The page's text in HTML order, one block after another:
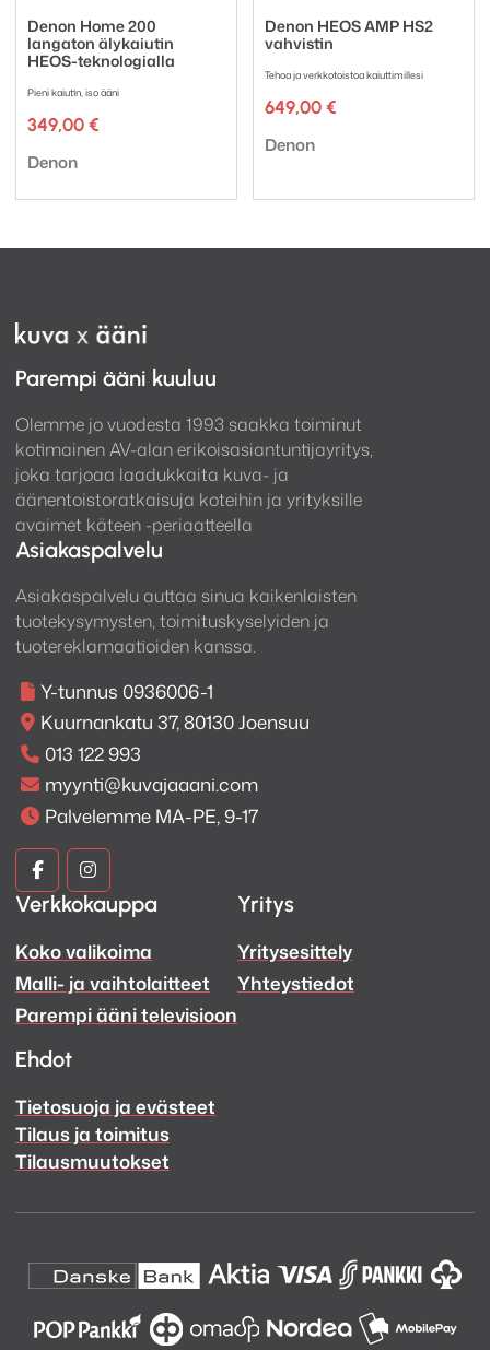
Denon Home 200
langaton älykaiutin
HEOS-teknologialla
Pieni kaiutin, iso ääni
349,00 €
Tuotemerkki:
Denon
Denon HEOS AMP HS2
vahvistin
Tehoa ja verkkotoistoa kaiuttimillesi
649,00 €
Tuotemerkki:
Denon
Parempi ääni kuuluu
Olemme jo vuodesta 1993 saakka toiminut
kotimainen AV-alan erikoisasiantuntijayritys,
joka tarjoaa laadukkaita kuva- ja
äänentoistoratkaisuja koteihin ja yrityksille
avaimet käteen -periaatteella
Asiakaspalvelu
Asiakaspalvelu auttaa sinua kaikenlaisten
tuotekysymysten, toimituskyselyiden ja
tuotereklamaatioiden kanssa.
Y-tunnus 0936006-1
Kuurnankatu 37, 80130 Joensuu
013 122 993
myynti@kuvajaaani.com
Palvelemme MA-PE, 9-17
Kuva
ja
Ääni
Facebook
Kuva
ja
Ääni
Instagram
Verkkokauppa
Koko valikoima
Malli- ja vaihtolaitteet
Parempi ääni televisioon
Yritys
Yritysesittely
Yhteystiedot
Ehdot
Tietosuoja ja evästeet
Tilaus ja toimitus
Tilausmuutokset